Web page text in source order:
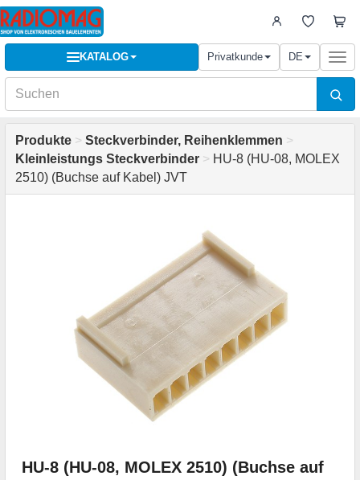
KATALOG Privatkunde DE
Produkte > Steckverbinder, Reihenklemmen >
Kleinleistungs Steckverbinder > HU-8 (HU-08, MOLEX
2510) (Buchse auf Kabel) JVT
HU-8 (HU-08, MOLEX 2510) (Buchse auf